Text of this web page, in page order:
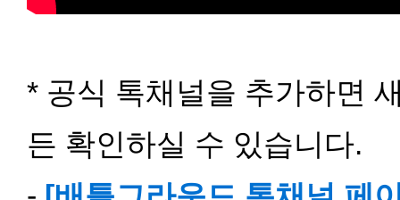
* 공식 톡채널을 추가하면
든 확인하실 수 있습니다.